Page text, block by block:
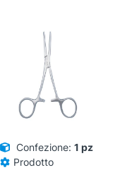
Confezione: 1 pz
Prodotto